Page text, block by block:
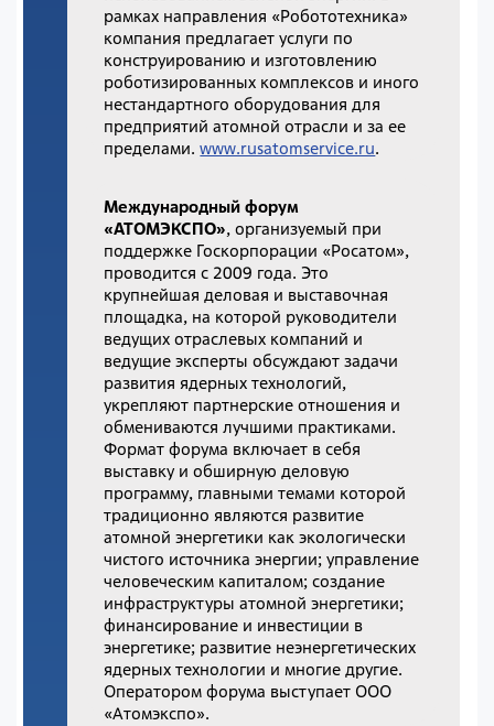
рамках направления «Робототехника»
компания предлагает услуги по
конструированию и изготовлению
роботизированных комплексов и иного
нестандартного оборудования для
предприятий атомной отрасли и за ее
пределами.www.rusatomservice.ru.
Международный форум
«АТОМЭКСПО», организуемый при
поддержке Госкорпорации «Росатом»,
проводится с 2009 года. Это
крупнейшая деловая и выставочная
площадка, на которой руководители
ведущих отраслевых компаний и
ведущие эксперты обсуждают задачи
развития ядерных технологий,
укрепляют партнерские отношения и
обмениваются лучшими практиками.
Формат форума включает в себя
выставку и обширную деловую
программу, главными темами которой
традиционно являются развитие
атомной энергетики как экологически
чистого источника энергии; управление
человеческим капиталом; создание
инфраструктуры атомной энергетики;
финансирование и инвестиции в
энергетике; развитие неэнергетических
ядерных технологии и многие другие.
Оператором форума выступает ООО
«Атомэкспо».